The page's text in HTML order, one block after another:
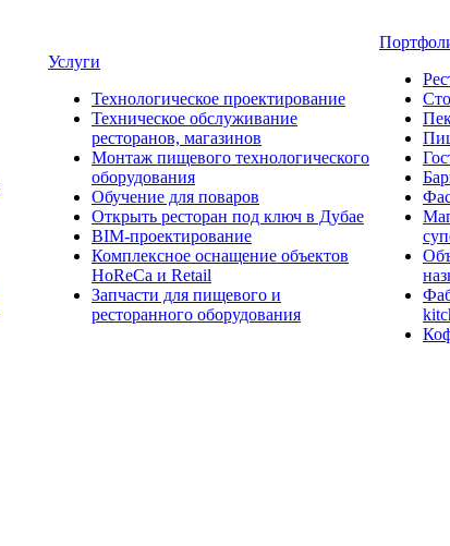
Услуги
Технологическое проектирование
Техническое обслуживание
ресторанов, магазинов
Монтаж пищевого технологического
оборудования
Обучение для поваров
Открыть ресторан под ключ в Дубае
BIM-проектирование
Комплексное оснащение объектов
HoReCa и Retail
Запчасти для пищевого и
ресторанного оборудования